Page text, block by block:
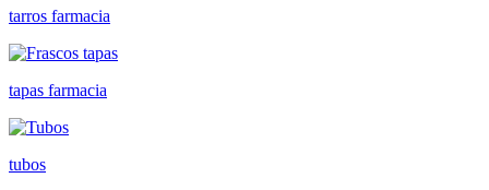
tarros farmacia
tapas farmacia
tubos